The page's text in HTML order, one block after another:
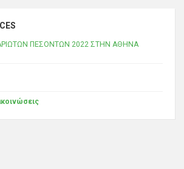
ΠΕΣΟΝΤΩΝ 2022 ΣΤΗΝ ΑΘΗΝΑ